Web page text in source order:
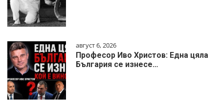
август 6, 2026
Професор Иво Христов: Една цяла
България се изнесе…